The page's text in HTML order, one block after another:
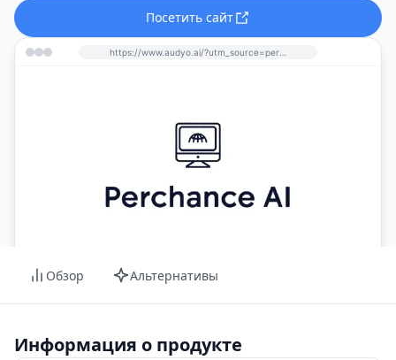
Посетить сайт
Обзор Альтернативы
Информация о продукте